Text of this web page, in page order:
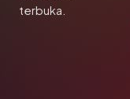
terbuka.